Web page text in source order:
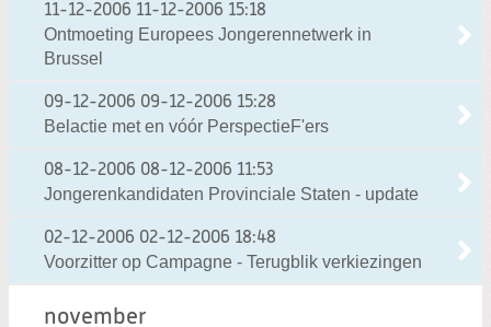
11-12-2006 11-12-2006 15:18
Ontmoeting Europees Jongerennetwerk in
Brussel
09-12-2006 09-12-2006 15:28
Belactie met en vóór PerspectieF'ers
08-12-2006 08-12-2006 11:53
Jongerenkandidaten Provinciale Staten - update
02-12-2006 02-12-2006 18:48
Voorzitter op Campagne - Terugblik verkiezingen
november